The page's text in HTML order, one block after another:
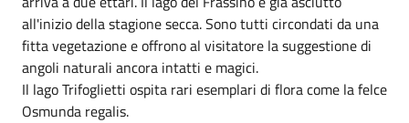
all'inizio della stagione secca. Sono tutti circondati da una
fitta vegetazione e offrono al visitatore la suggestione di
angoli naturali ancora intatti e magici.
Il lago Trifoglietti ospita rari esemplari di flora come la felce
Osmunda regalis.